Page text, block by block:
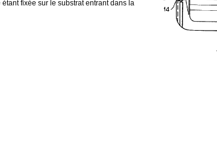
fixée sur le substrat entrant dans la